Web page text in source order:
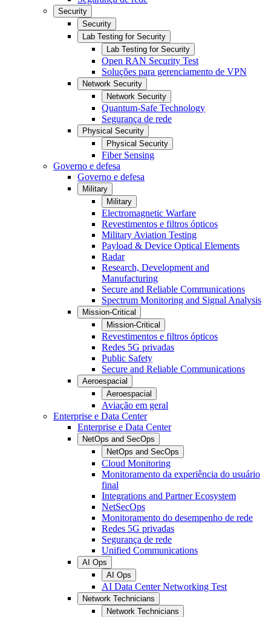
Security
Security
Lab Testing for Security
Lab Testing for Security
Open RAN Security Test
Soluções para gerenciamento de VPN
Network Security
Network Security
Quantum-Safe Technology
Segurança de rede
Physical Security
Physical Security
Fiber Sensing
Governo e defesa
Governo e defesa
Military
Military
Electromagnetic Warfare
Revestimentos e filtros ópticos
Military Aviation Testing
Payload & Device Optical Elements
Radar
Research, Development and
Manufacturing
Secure and Reliable Communications
Spectrum Monitoring and Signal Analysis
Mission-Critical
Mission-Critical
Revestimentos e filtros ópticos
Redes 5G privadas
Public Safety
Secure and Reliable Communications
Aeroespacial
Aeroespacial
Aviação em geral
Enterprise e Data Center
Enterprise e Data Center
NetOps and SecOps
NetOps and SecOps
Cloud Monitoring
Monitoramento da experiência do usuário
final
Integrations and Partner Ecosystem
NetSecOps
Monitoramento do desempenho de rede
Redes 5G privadas
Segurança de rede
Unified Communications
AI Ops
AI Ops
AI Data Center Networking Test
Network Technicians
Network Technicians